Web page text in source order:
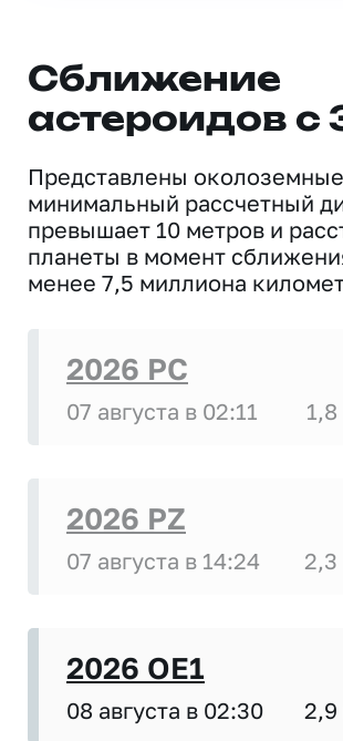
Сближение
астероидов с
Представлены
минимальный рассчетный
превышает 10 метров и
планеты в момент
менее 7,5 миллиона
2026 PC
07 августа в 02:11
2026 PZ
07 августа в 14:24
2026 OE1
08 августа в 02:30